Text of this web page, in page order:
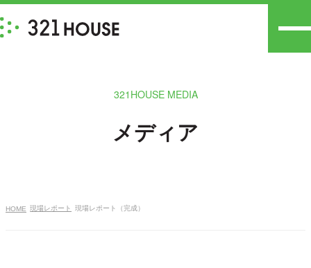
321HOUSE MEDIA
メディア
HOME 現場レポート 現場レポート（完成）